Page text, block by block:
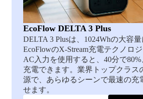
EcoFlow DELTA 3 Plus
DELTA 3 Plusは、1024Whの大容量
EcoFlowのX-Stream充電テクノロ
AC入力を使用すると、40分で80%
充電できます。業界トップクラス
源で、あらゆるシーンで最速の充
せます。